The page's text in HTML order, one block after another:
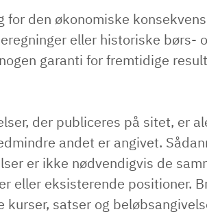
for den økonomiske
eller historiske børs-
garanti for fremtidige
der publiceres på sitet, er
andet er angivet.
er ikke nødvendigvis de
eller eksisterende positioner.
satser og